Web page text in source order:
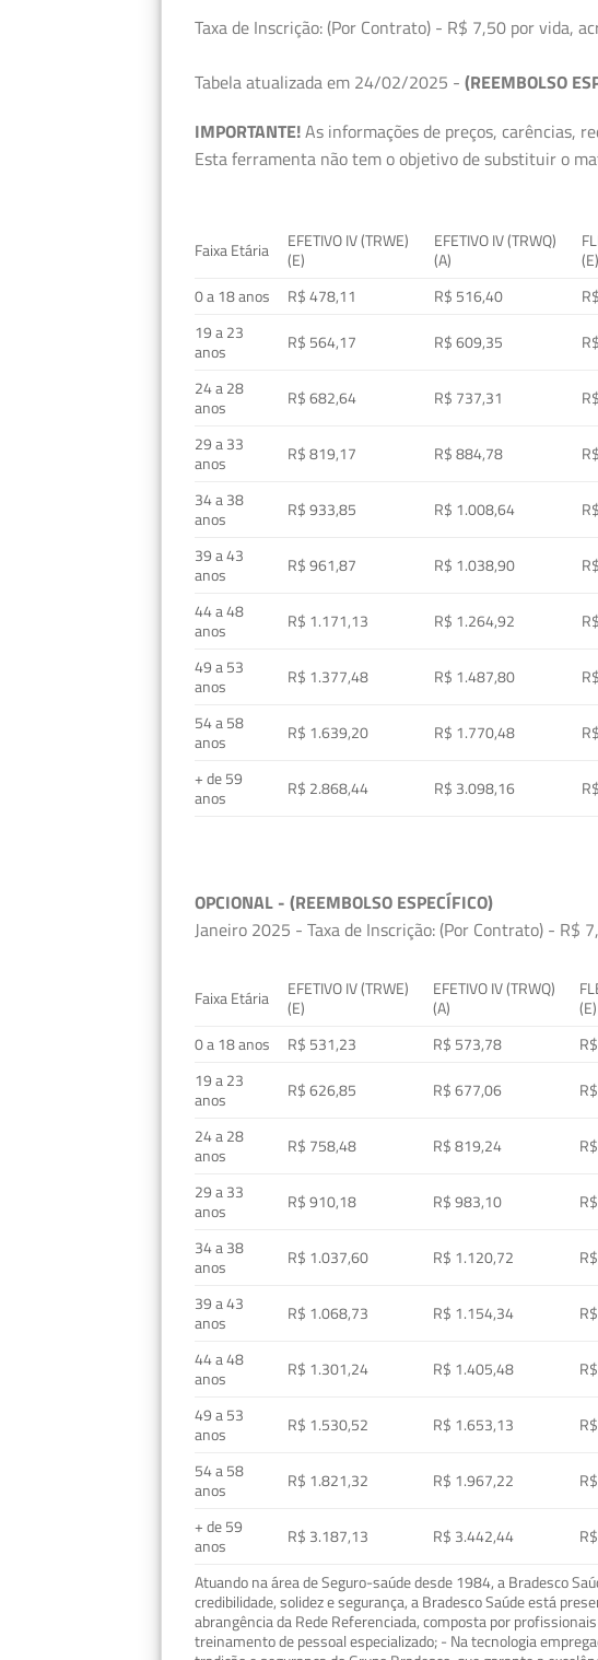
Taxa de Inscrição: (Por Contrato) - R$ 7,50 por vida,
Tabela atualizada em 24/02/2025 - (REEMBOLSO
IMPORTANTE!As informações de preços, carências,
Esta ferramenta não tem o objetivo de substituir o
Faixa Etária
EFETIVO IV (TRWE)
(E)
EFETIVO IV (TRWQ)
(A)
(E)
0 a 18 anos
R$ 478,11 R$ 516,40
19 a 23
anos
R$ 564,17 R$ 609,35
24 a 28
anos
R$ 682,64 R$ 737,31
29 a 33
anos
R$ 819,17 R$ 884,78
34 a 38
anos
R$ 933,85 R$ 1.008,64
39 a 43
anos
R$ 961,87 R$ 1.038,90
44 a 48
anos
R$ 1.171,13 R$ 1.264,92
49 a 53
anos
R$ 1.377,48 R$ 1.487,80
54 a 58
anos
R$ 1.639,20 R$ 1.770,48
+ de 59
anos
R$ 2.868,44 R$ 3.098,16
OPCIONAL - (REEMBOLSO ESPECÍFICO)
Janeiro 2025 - Taxa de Inscrição: (Por Contrato) - R$
Faixa Etária
EFETIVO IV (TRWE)
(E)
EFETIVO IV (TRWQ)
(A)
(E)
0 a 18 anos
R$ 531,23 R$ 573,78
19 a 23
anos
R$ 626,85 R$ 677,06
24 a 28
anos
R$ 758,48 R$ 819,24
29 a 33
anos
R$ 910,18 R$ 983,10
34 a 38
anos
R$ 1.037,60 R$ 1.120,72
39 a 43
anos
R$ 1.068,73 R$ 1.154,34
44 a 48
anos
R$ 1.301,24 R$ 1.405,48
49 a 53
anos
R$ 1.530,52 R$ 1.653,13
54 a 58
anos
R$ 1.821,32 R$ 1.967,22
+ de 59
anos
R$ 3.187,13 R$ 3.442,44
Atuando na área de Seguro-saúde desde 1984, a Bradesco
credibilidade, solidez e segurança, a Bradesco Saúde está
abrangência da Rede Referenciada, composta por
treinamento de pessoal especializado; - Na tecnologia